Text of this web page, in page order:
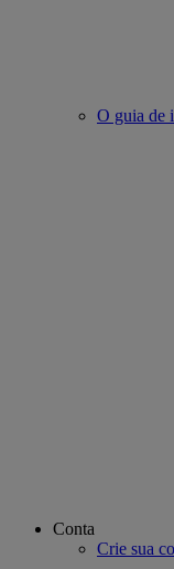
O guia de
Conta
Crie sua